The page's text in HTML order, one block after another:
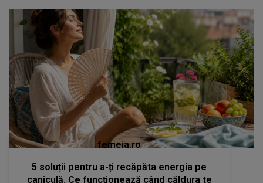
femeia.ro
5 soluții pentru a-ți recăpăta energia pe
caniculă. Ce funcționează când căldura te